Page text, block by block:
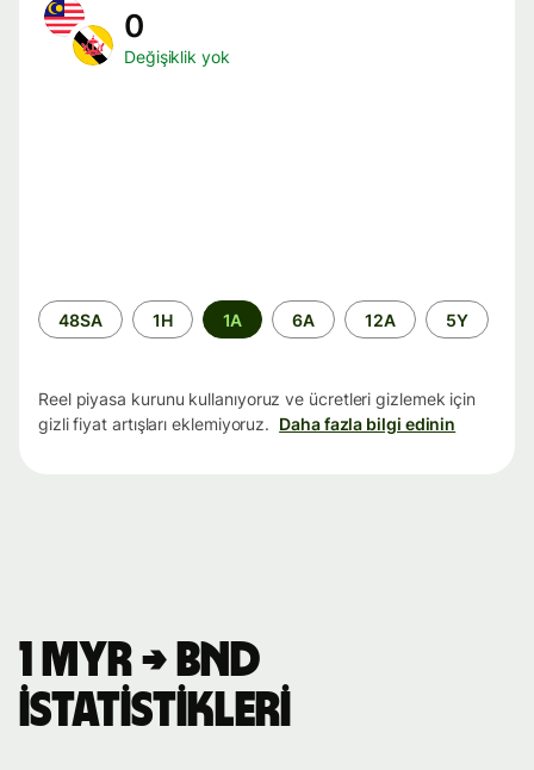
0
Değişiklik yok
Zaman
aralığı
48SA 1H 1A 6A 12A 5Y
Reel piyasa kurunu kullanıyoruz ve ücretleri gizlemek için
gizli fiyat artışları eklemiyoruz. Daha fazla bilgi edinin
1 MYR → BND
istatistikleri